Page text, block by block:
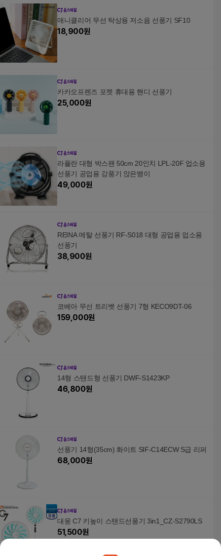
애니클리어 무선 탁상용 저소음 선풍기 SF10
18,900원
카카오프렌즈 포켓 휴대용 핸디 선풍기
25,000원
라플란 대형 박스팬 50cm 20인치 LPL-20F 업소용
선풍기 공업용 강풍기 앉은뱅이
49,000원
REINA 메탈 선풍기 RF-S018 대형 공업용 업소용
선풍기
38,900원
코베아 무선 트리벳 선풍기 7형 KECO9DT-06
159,000원
14형 스탠드형 선풍기 DWF-S1423KP
46,800원
선풍기 14형(35cm) 화이트 SIF-C14ECW S급 리퍼
68,000원
대웅 C7 키높이 스탠드선풍기 3in1_CZ-S2790LS
51,500원